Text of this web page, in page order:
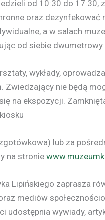
od 10:30 do 17:30,
oraz dezynfekować
a w salach
od siebie dwumetrowy
wykłady,
Zwiedzający nie będą
na ekspozycji.
lub za
na stronie
Lipińskiego zaprasza
mediów
udostępnia wywiady,